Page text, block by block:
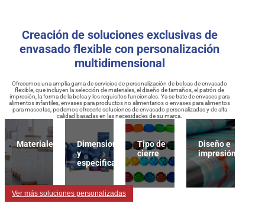
Creación de soluciones exclusivas de
envasado flexible con personalización
multidimensional
Ofrecemos una amplia gama de servicios de personalización de bolsas de envasado
flexible, que incluyen la selección de materiales, el diseño de tamaños, el patrón de
impresión, la forma de la bolsa y los requisitos funcionales. Ya se trate de envases para
alimentos infantiles, envases para productos no alimentarios o envases para alimentos
para mascotas, podemos ofrecerle soluciones de envasado personalizadas y de alta
calidad basadas en las necesidades de su marca.
Materiales
Dimensiones
y
especificaciones
Tipo de
cierre
Diseño e
impresión
Ver más soluciones personalizadas